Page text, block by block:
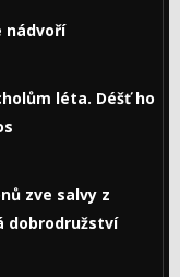
nádvoří
léta. Déšť ho
zve salvy z
dobrodružství